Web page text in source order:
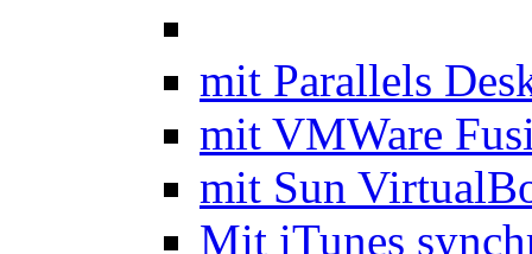
mit Parallels
mit VMWare
mit Sun
Mit iTunes